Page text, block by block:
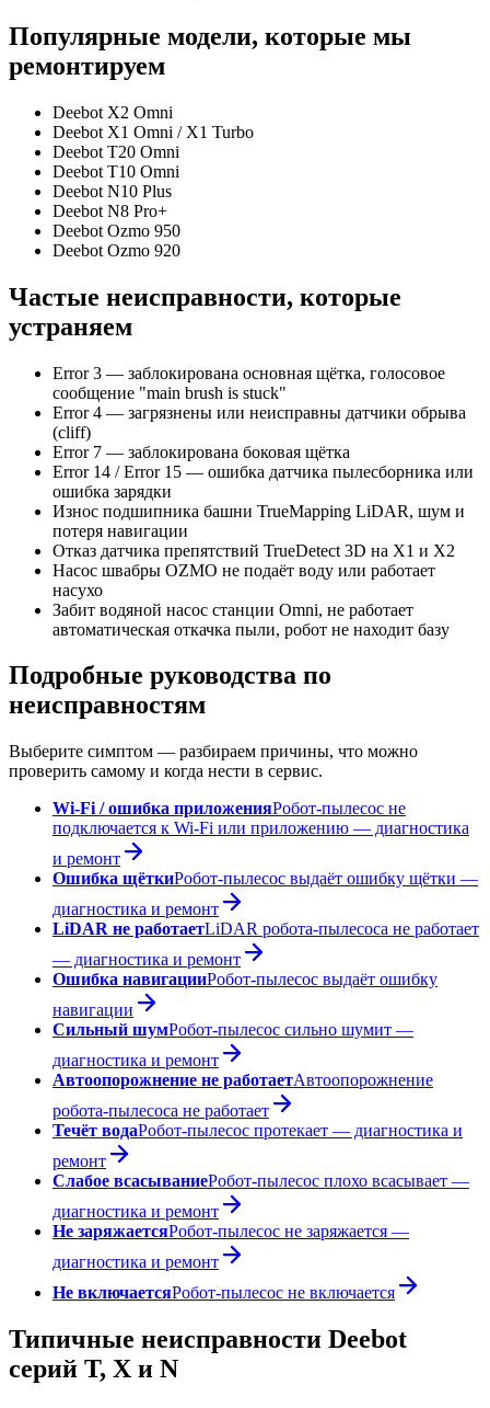
Популярные модели, которые мы
ремонтируем
Deebot X2 Omni
Deebot X1 Omni / X1 Turbo
Deebot T20 Omni
Deebot T10 Omni
Deebot N10 Plus
Deebot N8 Pro+
Deebot Ozmo 950
Deebot Ozmo 920
Частые неисправности, которые
устраняем
Error 3 — заблокирована основная щётка, голосовое
сообщение "main brush is stuck"
Error 4 — загрязнены или неисправны датчики обрыва
(cliff)
Error 7 — заблокирована боковая щётка
Error 14 / Error 15 — ошибка датчика пылесборника или
ошибка зарядки
Износ подшипника башни TrueMapping LiDAR, шум и
потеря навигации
Отказ датчика препятствий TrueDetect 3D на X1 и X2
Насос швабры OZMO не подаёт воду или работает
насухо
Забит водяной насос станции Omni, не работает
автоматическая откачка пыли, робот не находит базу
Подробные руководства по
неисправностям
Выберите симптом — разбираем причины, что можно
проверить самому и когда нести в сервис.
Wi-Fi / ошибка приложенияРобот-пылесос не
подключается к Wi-Fi или приложению — диагностика
и ремонт
Ошибка щёткиРобот-пылесос выдаёт ошибку щётки —
диагностика и ремонт
LiDAR не работаетLiDAR робота-пылесоса не работает
— диагностика и ремонт
Ошибка навигацииРобот-пылесос выдаёт ошибку
навигации
Сильный шумРобот-пылесос сильно шумит —
диагностика и ремонт
Автоопорожнение не работаетАвтоопорожнение
робота-пылесоса не работает
Течёт водаРобот-пылесос протекает — диагностика и
ремонт
Слабое всасываниеРобот-пылесос плохо всасывает —
диагностика и ремонт
Не заряжаетсяРобот-пылесос не заряжается —
диагностика и ремонт
Не включаетсяРобот-пылесос не включается
Типичные неисправности Deebot
серий T, X и N